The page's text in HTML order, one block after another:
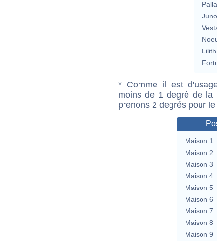
Lilith
* Comme il est
moins de 1 degré de la
prenons 2 degrés pour
Maison 1
Maison 2
Maison 3
Maison 4
Maison 5
Maison 6
Maison 7
Maison 8
Maison 9